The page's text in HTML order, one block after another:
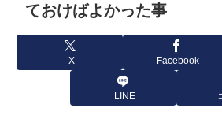
ておけばよかった事
X Facebook
LINE